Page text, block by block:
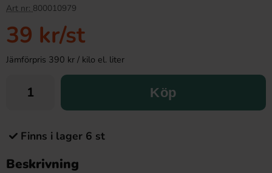
Art nr: 800010979
39 kr/st
Jämförpris 390 kr / kilo el. liter
Köp
Finns i lager 6 st
Beskrivning